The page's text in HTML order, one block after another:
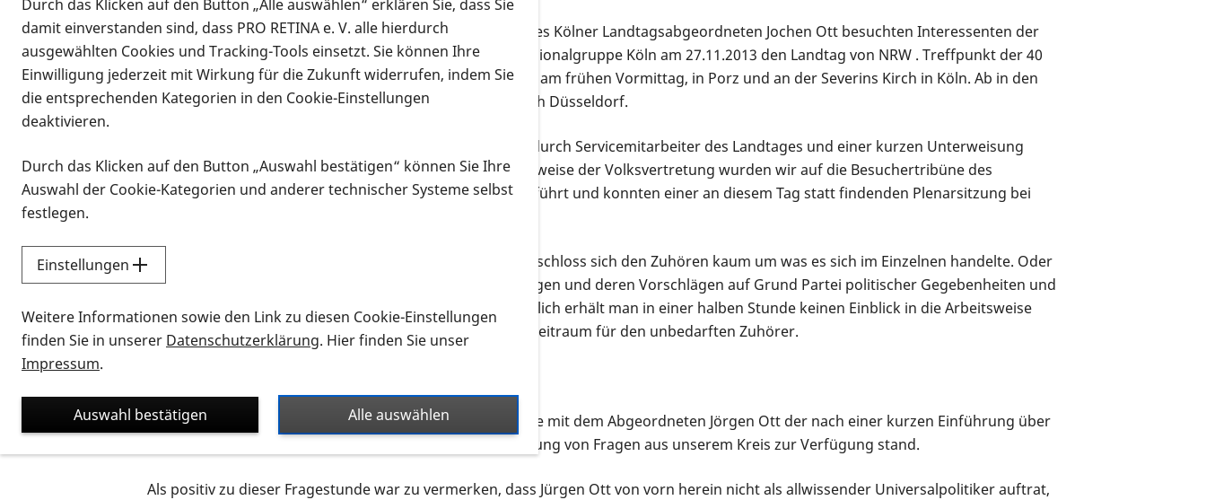
Vorlesen
Auf Einladung des Kölner Landtagsabgeordneten Jochen Ott besuchten Interessenten der
PRO RETINA Regionalgruppe Köln am 27.11.2013 den Landtag von NRW . Treffpunkt der 40
Teilnehmer war, am frühen Vormittag, in Porz und an der Severins Kirch in Köln. Ab in den
Bus und auf nach Düsseldorf.
Nach Empfang durch Servicemitarbeiter des Landtages und einer kurzen Unterweisung
über die Arbeitsweise der Volksvertretung wurden wir auf die Besuchertribüne des
Plenarsaales geführt und konnten einer an diesem Tag statt findenden Plenarsitzung bei
Trotz halbstündigen Zuhörens und mehreren Rednern erschloss sich den Zuhören kaum um was es sich im Einzelnen handelte. Oder
doch, aber nur in soweit, das die Opposition jeweils dagegen und deren Vorschlägen auf Grund Partei politischer Gegebenheiten und
Mehrheitsverhältnissen abgelehnt wurde. Selbstverständlich erhält man in einer halben Stunde keinen Einblick in die Arbeitsweise
des Landtages, aber interessant war selbst dieser kurze Zeitraum für den unbedarften Zuhörer.
Danach hatten wir Gelegenheit zu einer Diskussionsrunde mit dem Abgeordneten Jörgen Ott der nach einer kurzen Einführung über
seine Tätigkeit im Landtag und außerhalb, zur Beantwortung von Fragen aus unserem Kreis zur Verfügung stand.
Als positiv zu dieser Fragestunde war zu vermerken, dass Jürgen Ott von vorn herein nicht als allwissender Universalpolitiker auftrat,
Durch das Klicken auf den Button „Alle auswählen“ erklären Sie, dass Sie
damit einverstanden sind, dass PRO RETINA e. V. alle hierdurch
ausgewählten Cookies und Tracking-Tools einsetzt. Sie können Ihre
Einwilligung jederzeit mit Wirkung für die Zukunft widerrufen, indem Sie
die entsprechenden Kategorien in den Cookie-Einstellungen
deaktivieren.
Durch das Klicken auf den Button „Auswahl bestätigen“ können Sie Ihre
Auswahl der Cookie-Kategorien und anderer technischer Systeme selbst
festlegen.
Einstellungen
Weitere Informationen sowie den Link zu diesen Cookie-Einstellungen
finden Sie in unserer Datenschutzerklärung. Hier finden Sie unser
Impressum.
Alle auswählen
Auswahl bestätigen